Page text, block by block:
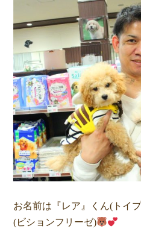
お名前は『レア』くん(トイ
(ビションフリーゼ)